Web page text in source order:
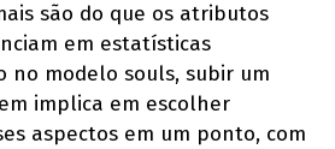
são do que os atributos
em estatísticas
no modelo souls, subir um
implica em escolher
aspectos em um ponto, com